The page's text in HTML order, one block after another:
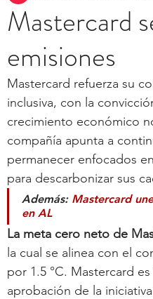
Mastercard
emisiones
Mastercard refuerza su
inclusiva, con la
crecimiento económico
compañía apunta a
permanecer enfocados
para descarbonizar sus
Además: Mastercard
en AL
La meta cero neto de
la cual se alinea con el
por 1.5 °C. Mastercard
aprobación de la